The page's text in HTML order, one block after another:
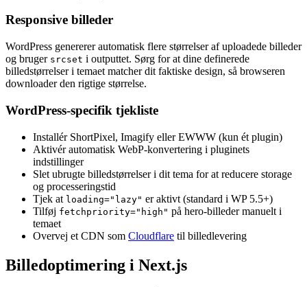
Responsive billeder
WordPress genererer automatisk flere størrelser af uploadede billeder
og bruger srcset i outputtet. Sørg for at dine definerede
billedstørrelser i temaet matcher dit faktiske design, så browseren
downloader den rigtige størrelse.
WordPress-specifik tjekliste
Installér ShortPixel, Imagify eller EWWW (kun ét plugin)
Aktivér automatisk WebP-konvertering i pluginets
indstillinger
Slet ubrugte billedstørrelser i dit tema for at reducere storage
og processeringstid
Tjek at loading="lazy" er aktivt (standard i WP 5.5+)
Tilføj fetchpriority="high" på hero-billeder manuelt i
temaet
Overvej et CDN som Cloudflare til billedlevering
Billedoptimering i Next.js